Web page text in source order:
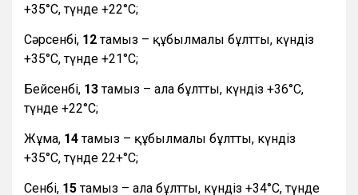
+35°С, түнде +22°С;
Сәрсенбі, 12тамыз – құбылмалы бұлтты, күндіз
+35°С, түнде +21°С;
Бейсенбі, 13тамыз – ала бұлтты, күндіз +36°С,
түнде +22°С;
Жұма, 14тамыз – құбылмалы бұлтты, күндіз
+35°С, түнде 22+°С;
Сенбі, 15тамыз – ала бұлтты, күндіз +34°С, түнде